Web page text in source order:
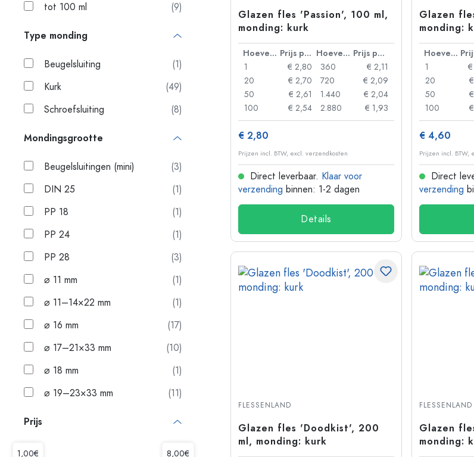
tot 100 ml
(9)
Type monding
Beugelsluiting
(1)
Kurk
(49)
Schroefsluiting
(8)
Mondingsgrootte
Beugelsluitingen (mini)
(3)
DIN 25
(1)
PP 18
(1)
PP 24
(1)
PP 28
(3)
⌀ 11 mm
(1)
⌀ 11–14×22 mm
(1)
⌀ 16 mm
(17)
⌀ 17–21×33 mm
(10)
⌀ 18 mm
(1)
⌀ 19–23×33 mm
(11)
Prijs
Glazen fles 'Passion', 100 ml,
monding: kurk
Hoeveelheid Prijs per eenheid Hoeveelheid
Prijs per eenheid
1
€ 2,80
20
€ 2,70
50
€ 2,61
100
€ 2,54
360
€ 2,11
720
€ 2,09
1.440
€ 2,04
2.880
€ 1,93
€ 2,80
Prijzen incl. BTW, excl. verzendkosten
Direct leverbaar. Klaar voor
verzending binnen: 1-2 dagen
Details
Glazen
monding:
Hoeveelheid
1
20
50
100
€ 4,60
Prijzen incl. BTW,
Direct
verzending
FLESSENLAND
Glazen fles 'Doodkist', 200
ml, monding: kurk
FLESSENLAND
Glazen
monding: